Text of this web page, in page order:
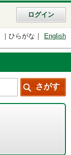
ログイン
ひらがな English